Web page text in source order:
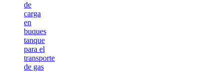
de
carga
en
buques
tanque
para el
transporte
de gas